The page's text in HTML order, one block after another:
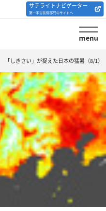
サテライトナビゲーター
第一宇宙技術部門のサイトへ
menu
解析ツール/サイトの
紹介
「しきさい」が捉えた日本の猛暑（8/1）